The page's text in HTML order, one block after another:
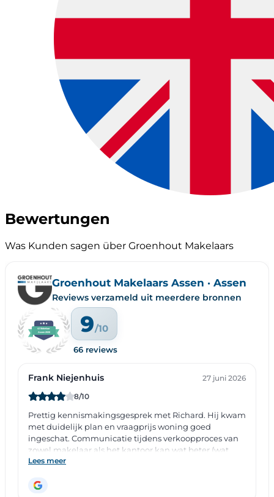
Bewertungen
Was Kunden sagen über Groenhout Makelaars